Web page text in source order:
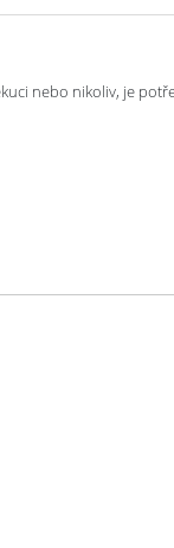
nebo nikoliv, je